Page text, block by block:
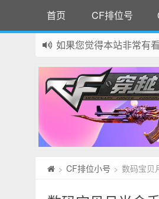
首页 CF排位号
如果您觉得本站非常有
> CF排位小号 > 数码宝贝